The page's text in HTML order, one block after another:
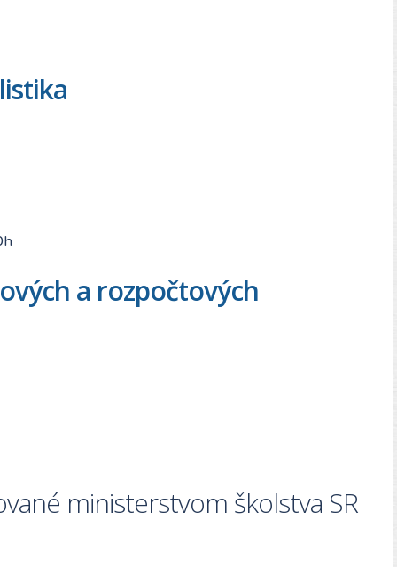
a rozpočtových
ministerstvom školstva SR